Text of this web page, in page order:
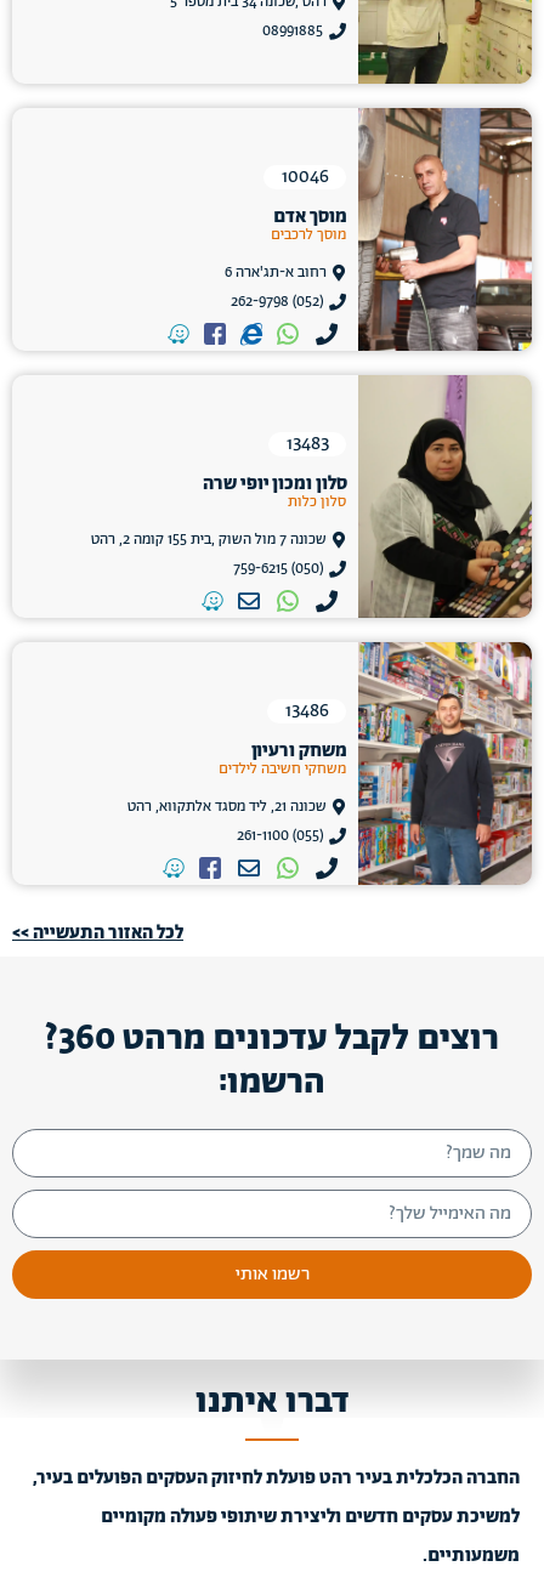
08991885
10046
מוסך אדם
מוסך לרכבים
רחוב א-תג'ארה 6
(052) 262-9798
13483
סלון ומכון יופי שרה
סלון כלות
שכונה 7 מול השוק ,בית 155 קומה 2, רהט
(050) 759-6215
13486
משחק ורעיון
משחקי חשיבה לילדים
שכונה 21, ליד מסגד אלתקווא, רהט
(055) 261-1100
לכל האזור התעשייה >>
רוצים לקבל עדכונים מרהט 360?
הרשמו:
רשמו אותי
דברו איתנו
החברה הכלכלית בעיר רהט פועלת לחיזוק העסקים הפועלים בעיר,
למשיכת עסקים חדשים וליצירת שיתופי פעולה מקומיים
משמעותיים.